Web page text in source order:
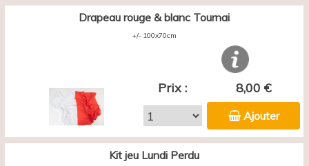
Drapeau rouge & blanc Tournai
+/- 100x70cm
Prix : 8,00 €
Ajouter
Kit jeu Lundi Perdu